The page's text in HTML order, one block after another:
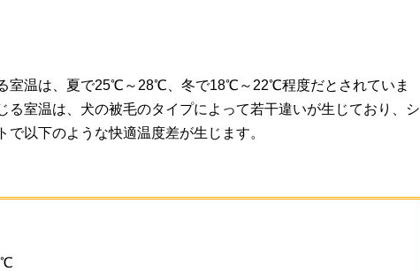
室温は、夏で25℃～28℃、冬で18℃～22℃程度だとされていま
る室温は、犬の被毛のタイプによって若干違いが生じており、シ
で以下のような快適温度差が生じます。